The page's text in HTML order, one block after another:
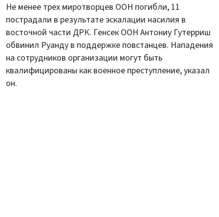
Не менее трех миротворцев ООН погибли, 11
пострадали в результате эскалации насилия в
восточной части ДРК. Генсек ООН Антониу Гутерриш
обвинил Руанду в поддержке повстанцев. Нападения
на сотрудников организации могут быть
квалифицированы как военное преступление, указал
он.